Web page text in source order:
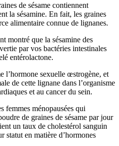
de sésame contiennent
la sésamine. En fait, les graines
alimentaire connue de lignanes.
montré que la sésamine des
par vos bactéries intestinales
entérolactone.
l’hormone sexuelle œstrogène, et
de cette lignane dans l’organisme
et au cancer du sein.
femmes ménopausées qui
de graines de sésame par jour
un taux de cholestérol sanguin
statut en matière d’hormones